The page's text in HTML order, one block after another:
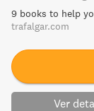
that tends to
traditions
who are hired
places of origin
peace, a
processions in
9 books to help
trafalgar.com
Ver